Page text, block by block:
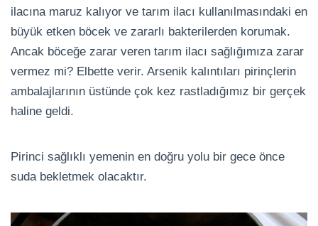
ilacına maruz kalıyor ve tarım ilacı kullanılmasındaki en
büyük etken böcek ve zararlı bakterilerden korumak.
Ancak böceğe zarar veren tarım ilacı sağlığımıza zarar
vermez mi? Elbette verir. Arsenik kalıntıları pirinçlerin
ambalajlarının üstünde çok kez rastladığımız bir gerçek
haline geldi.
Pirinci sağlıklı yemenin en doğru yolu bir gece önce
suda bekletmek olacaktır.